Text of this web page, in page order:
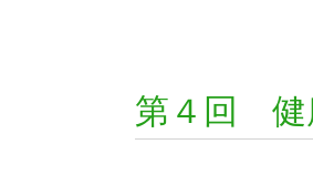
第４回 健